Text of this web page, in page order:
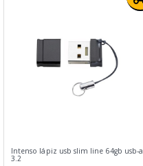
Intenso lápiz usb slim line 64gb usb-a
3.2